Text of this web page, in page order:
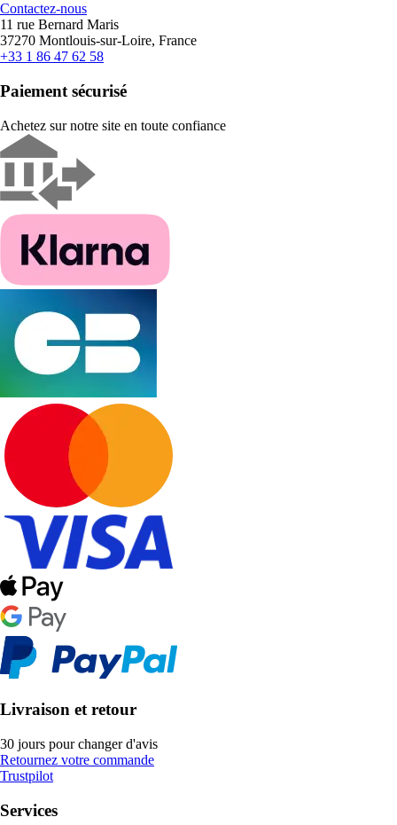
Contactez-nous
11 rue Bernard Maris
37270 Montlouis-sur-Loire, France
+33 1 86 47 62 58
Paiement sécurisé
Achetez sur notre site en toute confiance
Livraison et retour
30 jours pour changer d'avis
Retournez votre commande
Trustpilot
Services